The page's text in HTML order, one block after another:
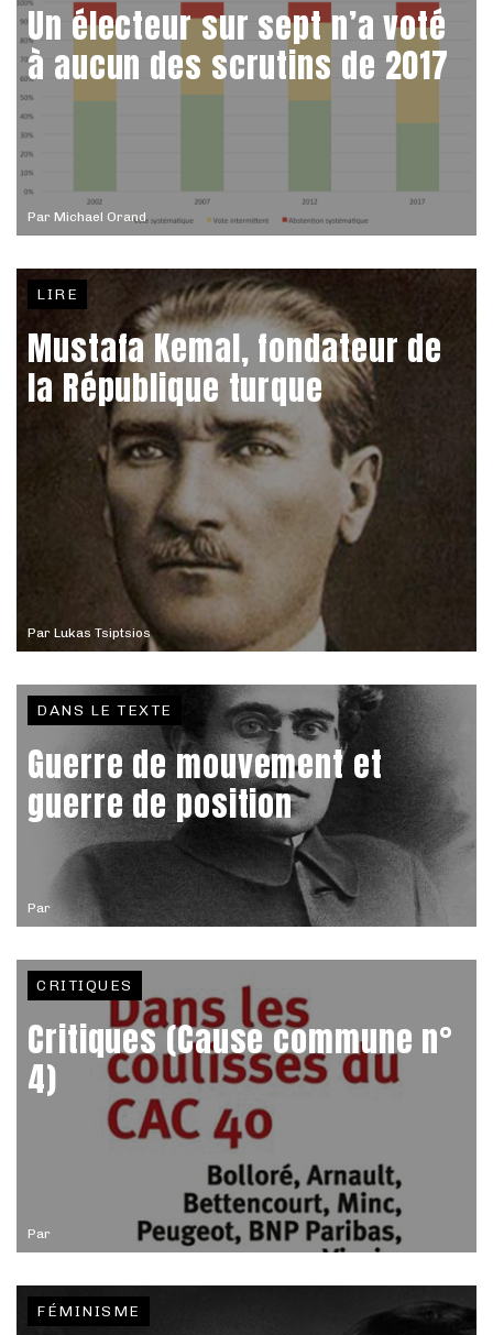
Par Michael Orand
Un électeur sur sept n’a voté
à aucun des scrutins de 2017
Par Lukas Tsiptsios
LIRE
Mustafa Kemal, fondateur de
la République turque
Par
DANS LE TEXTE
Guerre de mouvement et
guerre de position
Par
CRITIQUES
Critiques (Cause commune n°
4)
FÉMINISME